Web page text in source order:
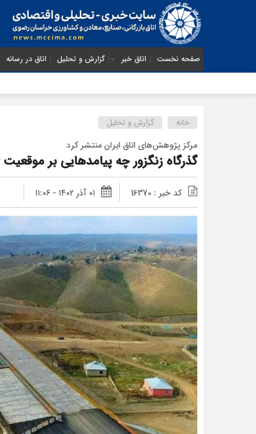
صفحه نخست اتاق خبر گزارش و تحلیل اتاق در رسانه
خانه گزارش و تحلیل
مرکز پژوهش‌های اتاق ایران منتشر کرد
گذرگاه زنگزور چه پیامدهایی بر موقعیت
کد خبر : 16370 ۰۱ آذر ۱۴۰۲ - ۱۱:۰۶